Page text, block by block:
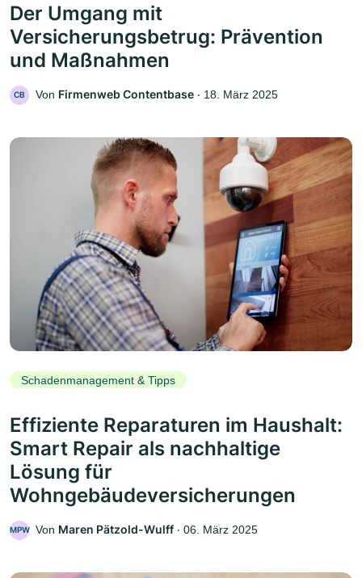
Der Umgang mit
Versicherungsbetrug: Prävention
und Maßnahmen
CB Von Firmenweb Contentbase ‧ 18. März 2025
Schadenmanagement & Tipps
Effiziente Reparaturen im Haushalt:
Smart Repair als nachhaltige
Lösung für
Wohngebäudeversicherungen
MPW Von Maren Pätzold-Wulff ‧ 06. März 2025